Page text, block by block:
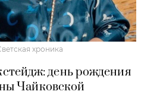
хроника
день рождения
Чайковской